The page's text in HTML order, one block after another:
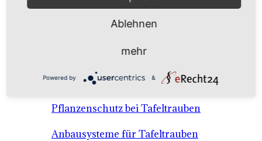
Anbausysteme & Recht
Tafeltrauben A-Z Sortenbeschreibungen
Tafeltraubenanbau - rechtliche
Voraussetzungen
Pflanzenschutz bei Tafeltrauben
Anbausysteme für Tafeltrauben
Ablehnen
mehr
Powered by &